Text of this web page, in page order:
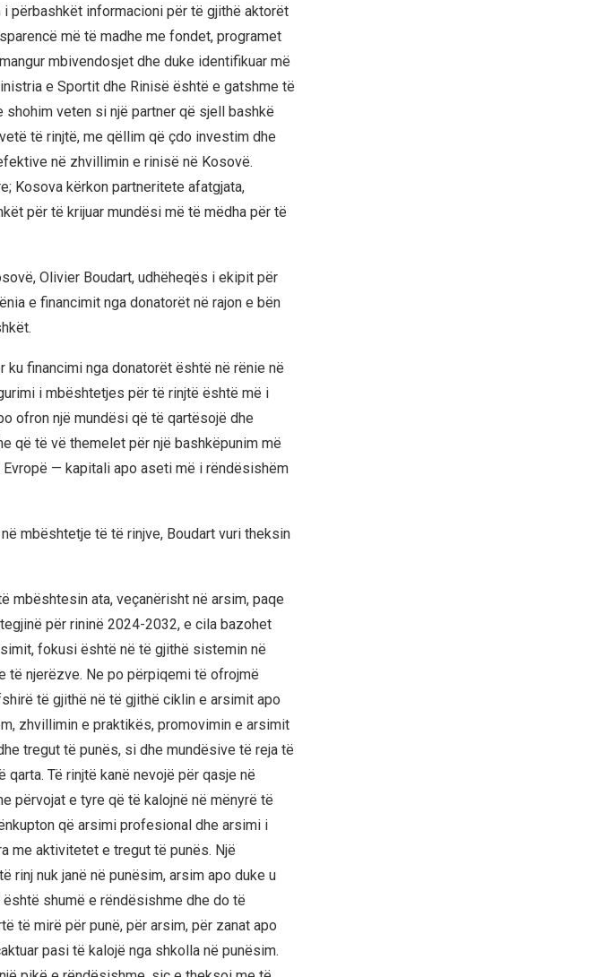
përbashkët informacioni për të gjithë aktorët
më të madhe me fondet, programet
mbivendosjet dhe duke identifikuar më
e Sportit dhe Rinisë është e gatshme të
shohim veten si një partner që sjell bashkë
të rinjtë, me qëllim që çdo investim dhe
në zhvillimin e rinisë në Kosovë.
Kosova kërkon partneritete afatgjata,
për të krijuar mundësi më të mëdha për të
Olivier Boudart, udhëheqës i ekipit për
e financimit nga donatorët në rajon e bën
financimi nga donatorët është në rënie në
i mbështetjes për të rinjtë është më i
ofron një mundësi që të qartësojë dhe
që të vë themelet për një bashkëpunim më
— kapitali apo aseti më i rëndësishëm
mbështetje të të rinjve, Boudart vuri theksin
mbështesin ata, veçanërisht në arsim, paqe
për rininë 2024-2032, e cila bazohet
fokusi është në të gjithë sistemin në
të njerëzve. Ne po përpiqemi të ofrojmë
të gjithë në të gjithë ciklin e arsimit apo
zhvillimin e praktikës, promovimin e arsimit
tregut të punës, si dhe mundësive të reja të
Të rinjtë kanë nevojë për qasje në
përvojat e tyre që të kalojnë në mënyrë të
që arsimi profesional dhe arsimi i
me aktivitetet e tregut të punës. Një
rinj nuk janë në punësim, arsim apo duke u
shumë e rëndësishme dhe do të
të mirë për punë, për arsim, për zanat apo
pasi të kalojë nga shkolla në punësim.